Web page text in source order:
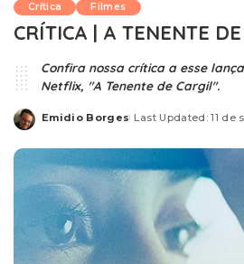
Crítica Filmes
CRÍTICA | A TENENTE
Confira nossa crítica a esse
Netflix, "A Tenente de Cargil".
Posted
Emidio Borges Last Updated: 11 de